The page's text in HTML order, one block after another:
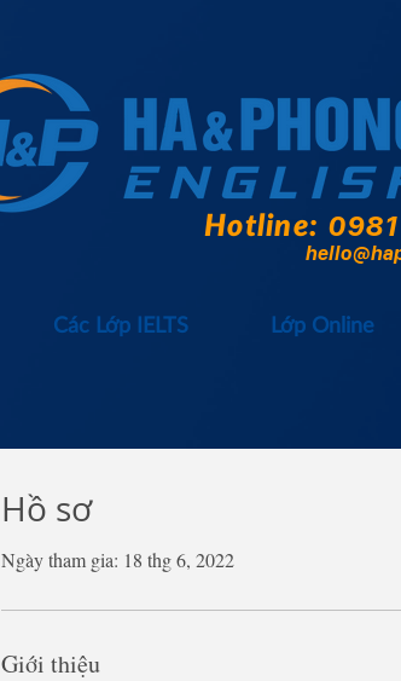
Hotline:
Các Lớp IELTS Lớp Online
Hồ sơ
Ngày tham gia: 18 thg 6, 2022
Giới thiệu